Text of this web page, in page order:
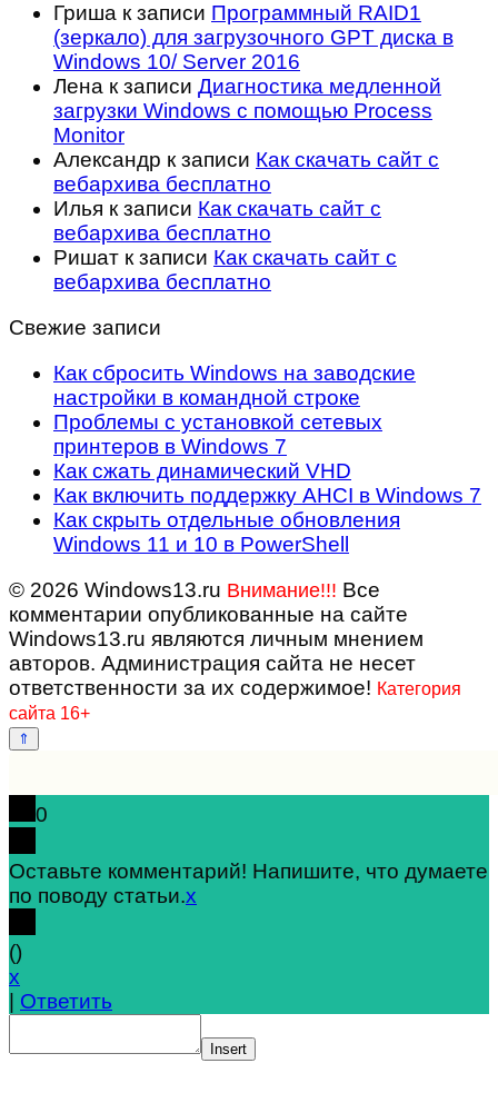
Гриша к записи Программный RAID1
(зеркало) для загрузочного GPT диска в
Windows 10/ Server 2016
Лена к записи Диагностика медленной
загрузки Windows с помощью Process
Monitor
Александр к записи Как скачать сайт с
вебархива бесплатно
Илья к записи Как скачать сайт с
вебархива бесплатно
Ришат к записи Как скачать сайт с
вебархива бесплатно
Свежие записи
Как сбросить Windows на заводские
настройки в командной строке
Проблемы с установкой сетевых
принтеров в Windows 7
Как сжать динамический VHD
Как включить поддержку AHCI в Windows 7
Как скрыть отдельные обновления
Windows 11 и 10 в PowerShell
© 2026 Windows13.ru Внимание!!! Все
комментарии опубликованные на сайте
Windows13.ru являются личным мнением
авторов. Администрация сайта не несет
ответственности за их содержимое! Категория
сайта 16+
0
Оставьте комментарий! Напишите, что думаете
по поводу статьи.x
()
x
Ответить
Insert